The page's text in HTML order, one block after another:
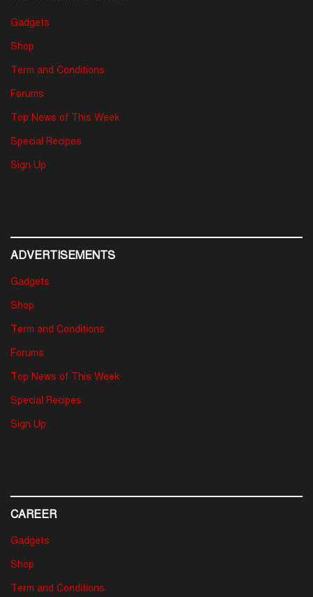
Gadgets
Shop
Term and Conditions
Forums
Top News of This Week
Special Recipes
Sign Up
ADVERTISEMENTS
Gadgets
Shop
Term and Conditions
Forums
Top News of This Week
Special Recipes
Sign Up
CAREER
Gadgets
Shop
Term and Conditions